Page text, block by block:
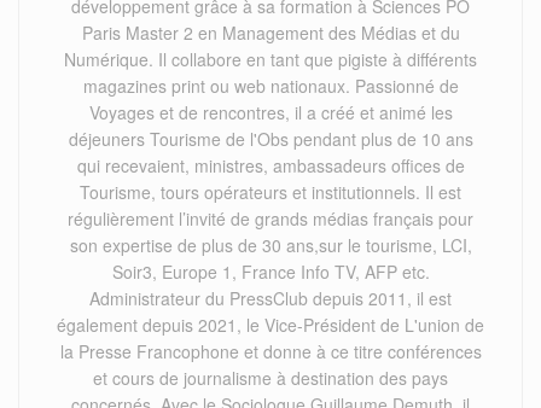
développement grâce à sa formation à Sciences PO
Paris Master 2 en Management des Médias et du
Numérique. Il collabore en tant que pigiste à différents
magazines print ou web nationaux. Passionné de
Voyages et de rencontres, il a créé et animé les
déjeuners Tourisme de l'Obs pendant plus de 10 ans
qui recevaient, ministres, ambassadeurs offices de
Tourisme, tours opérateurs et institutionnels. Il est
régulièrement l’invité de grands médias français pour
son expertise de plus de 30 ans,sur le tourisme, LCI,
Soir3, Europe 1, France Info TV, AFP etc.
Administrateur du PressClub depuis 2011, il est
également depuis 2021, le Vice-Président de L'union de
la Presse Francophone et donne à ce titre conférences
et cours de journalisme à destination des pays